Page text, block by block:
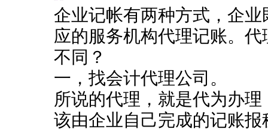
企业记帐有两种方式，企
应的服务机构代理记账。
不同？
一，找会计代理公司。
所说的代理，就是代为办
该由企业自己完成的记账